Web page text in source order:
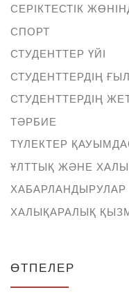
СЕРІКТЕСТІК
СПОРТ
СТУДЕНТТЕР ҮЙІ
СТУДЕНТТЕРДІҢ
СТУДЕНТТЕРДІҢ
ТӘРБИЕ
ТҮЛЕКТЕР
ҰЛТТЫҚ ЖӘНЕ
ХАБАРЛАНДЫРУЛАР
ХАЛЫҚАРАЛЫҚ
ӨТПЕЛЕР